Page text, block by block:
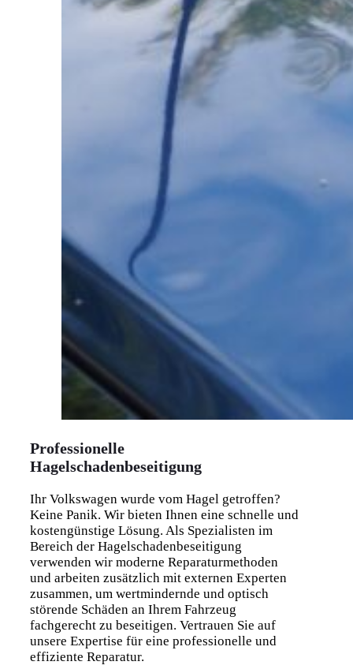
Professionelle
Hagelschadenbeseitigung
Ihr Volkswagen wurde vom Hagel getroffen?
Keine Panik. Wir bieten Ihnen eine schnelle und
kostengünstige Lösung. Als Spezialisten im
Bereich der Hagelschadenbeseitigung
verwenden wir moderne Reparaturmethoden
und arbeiten zusätzlich mit externen Experten
zusammen, um wertmindernde und optisch
störende Schäden an Ihrem Fahrzeug
fachgerecht zu beseitigen. Vertrauen Sie auf
unsere Expertise für eine professionelle und
effiziente Reparatur.